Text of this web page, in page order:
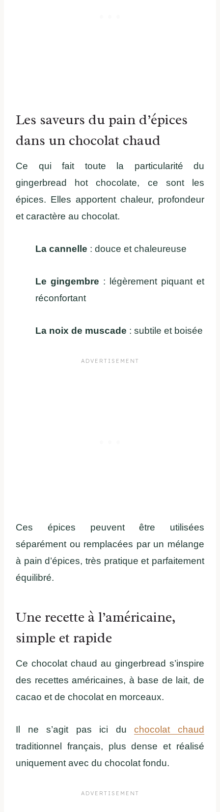
Les saveurs du pain d’épices
dans un chocolat chaud
Ce qui fait toute la particularité du
gingerbread hot chocolate, ce sont les
épices. Elles apportent chaleur, profondeur
et caractère au chocolat.
La cannelle : douce et chaleureuse
Le gingembre : légèrement piquant et
réconfortant
La noix de muscade : subtile et boisée
Ces épices peuvent être utilisées
séparément ou remplacées par un mélange
à pain d’épices, très pratique et parfaitement
équilibré.
Une recette à l’américaine,
simple et rapide
Ce chocolat chaud au gingerbread s’inspire
des recettes américaines, à base de lait, de
cacao et de chocolat en morceaux.
Il ne s’agit pas ici duchocolat chaud
traditionnel français, plus dense et réalisé
uniquement avec du chocolat fondu.